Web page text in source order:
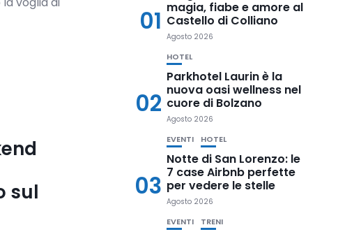
sul
01 magia, fiabe e amore al
Castello di Colliano
Agosto 2026
02
HOTEL
Parkhotel Laurin è la
nuova oasi wellness nel
cuore di Bolzano
Agosto 2026
03
EVENTI HOTEL
Notte di San Lorenzo: le
7 case Airbnb perfette
per vedere le stelle
Agosto 2026
EVENTI TRENI